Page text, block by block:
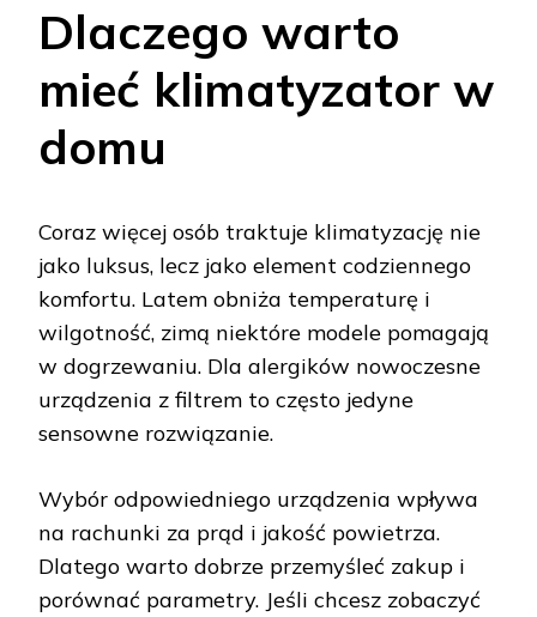
Dlaczego warto
mieć klimatyzator w
domu
Coraz więcej osób traktuje klimatyzację nie
jako luksus, lecz jako element codziennego
komfortu. Latem obniża temperaturę i
wilgotność, zimą niektóre modele pomagają
w dogrzewaniu. Dla alergików nowoczesne
urządzenia z filtrem to często jedyne
sensowne rozwiązanie.
Wybór odpowiedniego urządzenia wpływa
na rachunki za prąd i jakość powietrza.
Dlatego warto dobrze przemyśleć zakup i
porównać parametry. Jeśli chcesz zobaczyć